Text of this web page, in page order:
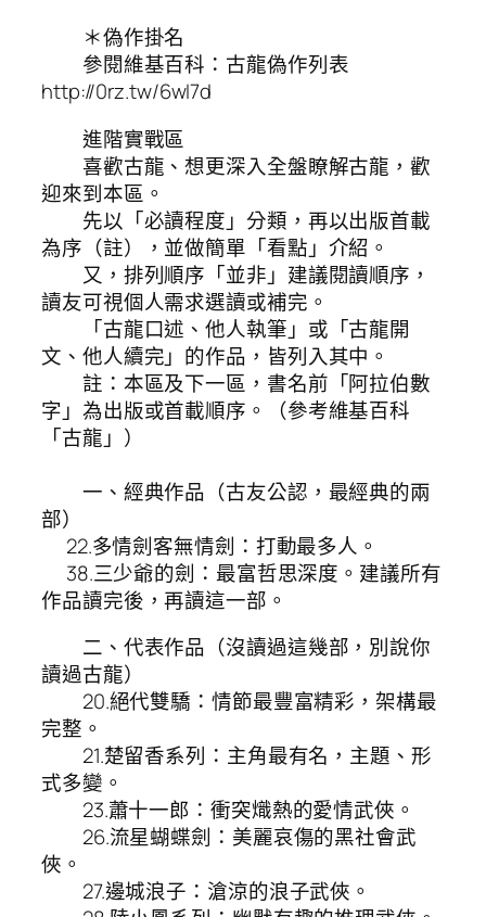
＊偽作掛名
參閱維基百科：古龍偽作列表
http://0rz.tw/6wI7d
進階實戰區
喜歡古龍、想更深入全盤瞭解古龍，歡
迎來到本區。
先以「必讀程度」分類，再以出版首載
為序（註），並做簡單「看點」介紹。
又，排列順序「並非」建議閱讀順序，
讀友可視個人需求選讀或補完。
「古龍口述、他人執筆」或「古龍開
文、他人續完」的作品，皆列入其中。
註：本區及下一區，書名前「阿拉伯數
字」為出版或首載順序。（參考維基百科
「古龍」）
一、經典作品（古友公認，最經典的兩
部）
22.多情劍客無情劍：打動最多人。
38.三少爺的劍：最富哲思深度。建議所有
作品讀完後，再讀這一部。
二、代表作品（沒讀過這幾部，別說你
讀過古龍）
20.絕代雙驕：情節最豐富精彩，架構最
完整。
21.楚留香系列：主角最有名，主題、形
式多變。
23.蕭十一郎：衝突熾熱的愛情武俠。
26.流星蝴蝶劍：美麗哀傷的黑社會武
俠。
27.邊城浪子：滄涼的浪子武俠。